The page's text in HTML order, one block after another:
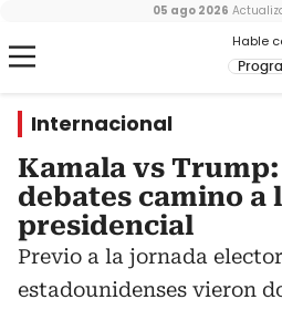
Hable
05 ago 2026
Internacional
Kamala vs
debates camino a
presidencial
Previo a la jornada
estadounidenses vieron